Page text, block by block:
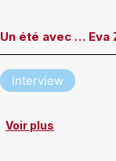
Un été avec … Eva
Interview
Voir plus